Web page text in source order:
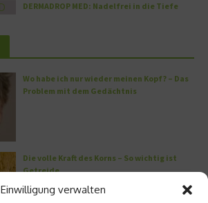
Einwilligung verwalten
DERMADROP MED: Nadelfrei in die Tiefe
Wo habe ich nur wieder meinen Kopf? – Das
Problem mit dem Gedächtnis
Die volle Kraft des Korns – So wichtig ist
Getreide